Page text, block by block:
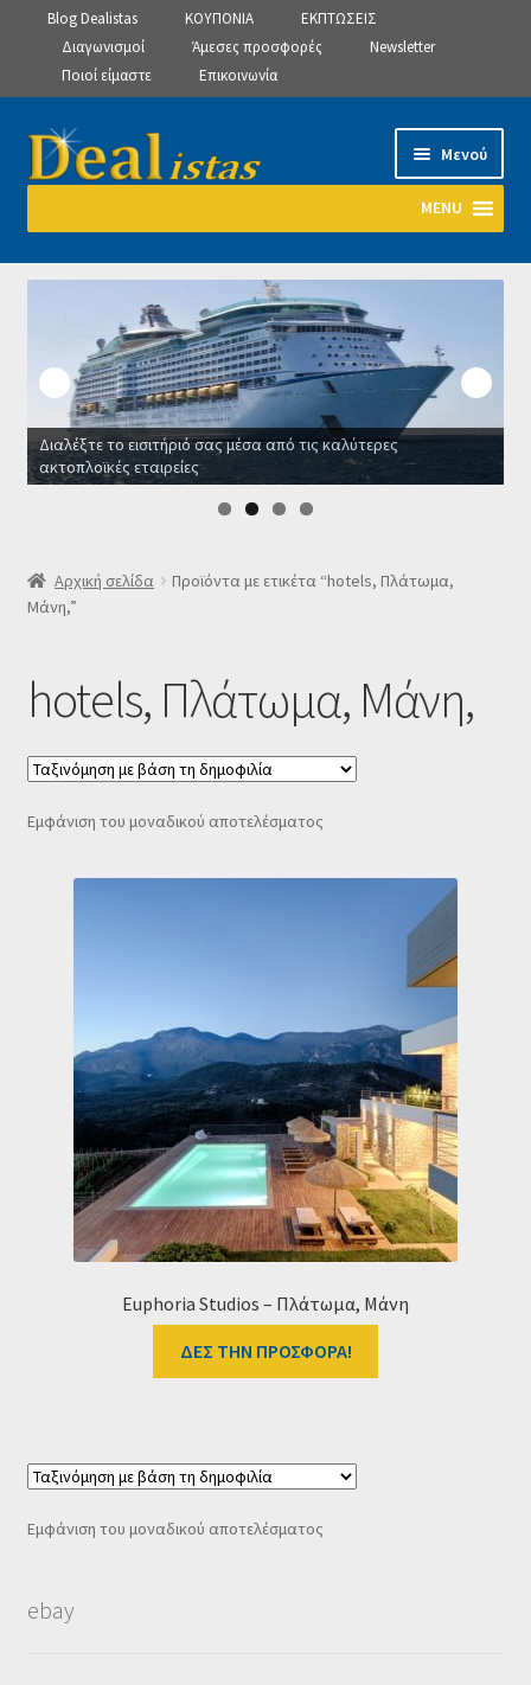
Blog Dealistas ΚΟΥΠΟΝΙΑ
ΕΚΠΤΩΣΕΙΣ
Διαγωνισμοί
Άμεσες προσφορές
Newsletter
Ποιοί είμαστε
Επικοινωνία
Απευθείας
μετάβαση
πλοήγηση
Μετάβαση
σε
Μενού
MENU
Αρχική
Manage Subscriptions
Manage Subscriptions
Manage Subscriptions
SLIDER
Δελτίο νέων
Επιβεβαίωση εγγραφής στο Newsletter του Dealistas.gr
Επικοινωνία
Ταμείο
Διαλέξτε το εισιτήριό σας μέσα από τις καλύτερες
ακτοπλοϊκές εταιρείες
Αρχική σελίδα
Προϊόντα με ετικέτα “hotels, Πλάτωμα,
Μάνη,”
hotels, Πλάτωμα, Μάνη,
Εμφάνιση του μοναδικού αποτελέσματος
Euphoria Studios – Πλάτωμα, Μάνη
ΔΕΣ ΤΗΝ ΠΡΟΣΦΟΡΑ!
Εμφάνιση του μοναδικού αποτελέσματος
ebay